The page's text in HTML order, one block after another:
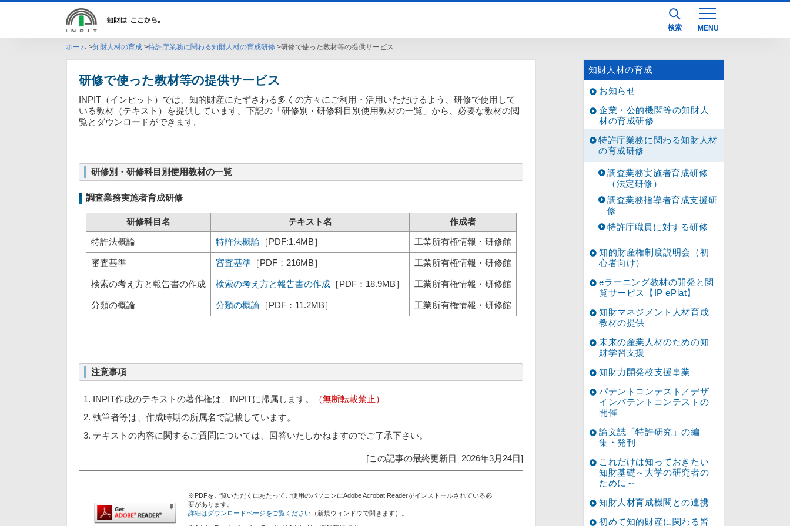
検索
ホーム 知財人材の育成 特許庁業務に関わる知財人材の育成研修 研修で使った教材等の提供サービス
研修で使った教材等の提供サービス
INPIT（インピット）では、知的財産にたずさわる多くの方々にご利用・活用いただけるよう、研修で使用して
いる教材（テキスト）を提供しています。下記の「研修別・研修科目別使用教材の一覧」から、必要な教材の閲
覧とダウンロードができます。
研修別・研修科目別使用教材の一覧
調査業務実施者育成研修
研修科目名 テキスト名
作成者
特許法概論
特許法概論［PDF:1.4MB］ 工業所有権情報・研修館
審査基準 審査基準［PDF：216MB］ 工業所有権情報・研修館
検索の考え方と報告書の作成 検索の考え方と報告書の作成［PDF：18.9MB］ 工業所有権情報・研修館
分類の概論 分類の概論［PDF：11.2MB］ 工業所有権情報・研修館
注意事項
INPIT作成のテキストの著作権は、INPITに帰属します。
（無断転載禁止）
執筆者等は、作成時期の所属名で記載しています。
テキストの内容に関するご質問については、回答いたしかねますのでご了承下さい。
[この記事の最終更新日 2026年3月24日]
※PDFをご覧いただくにあたってご使用のパソコンにAdobe Acrobat Readerがインストールされている必
要があります。
詳細はダウンロードページをご覧ください （新規ウィンドウで開きます）。
知財人材の育成
お知らせ
企業・公的機関等の知財人
材の育成研修
特許庁業務に関わる知財人材
の育成研修
調査業務実施者育成研修
（法定研修）
調査業務指導者育成支援研
修
特許庁職員に対する研修
知的財産権制度説明会（初
心者向け）
eラーニング教材の開発と閲
覧サービス【IP ePlat】
知財マネジメント人材育成
教材の提供
未来の産業人材のための知
財学習支援
知財力開発校支援事業
パテントコンテスト／デザ
インパテントコンテストの
開催
論文誌「特許研究」の編
集・発刊
これだけは知っておきたい
知財基礎～大学の研究者の
ために～
知財人材育成機関との連携
初めて知的財産に関わる皆